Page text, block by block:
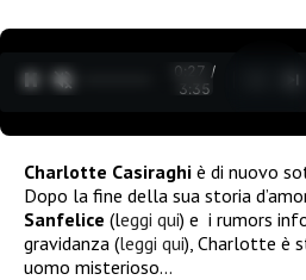
0:27 /
3:35
Charlotte Casiraghi è di nuovo
Dopo la fine della sua storia
Sanfelice (leggi qui) e i rumors
gravidanza (leggi qui), Charlotte è
uomo misterioso…